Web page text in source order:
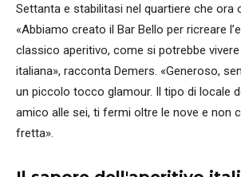
Settanta e stabilitasi nel quartiere che ora
«Abbiamo creato il Bar Bello per ricreare
classico aperitivo, come si potrebbe
italiana», racconta Demers. «Generoso,
un piccolo tocco glamour. Il tipo di locale
amico alle sei, ti fermi oltre le nove e non
fretta».